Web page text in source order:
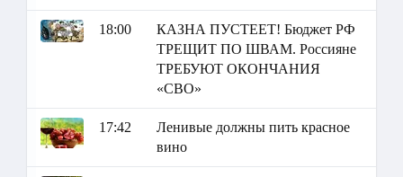
18:00
КАЗНА ПУСТЕЕТ! Бюджет РФ
ТРЕЩИТ ПО ШВАМ. Россияне
ТРЕБУЮТ ОКОНЧАНИЯ
«СВО»
17:42
Ленивые должны пить красное
вино